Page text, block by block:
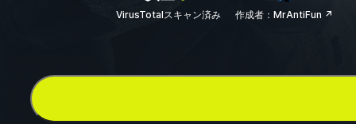
VirusTotalスキャン済み 作成者：MrAntiFun ↗